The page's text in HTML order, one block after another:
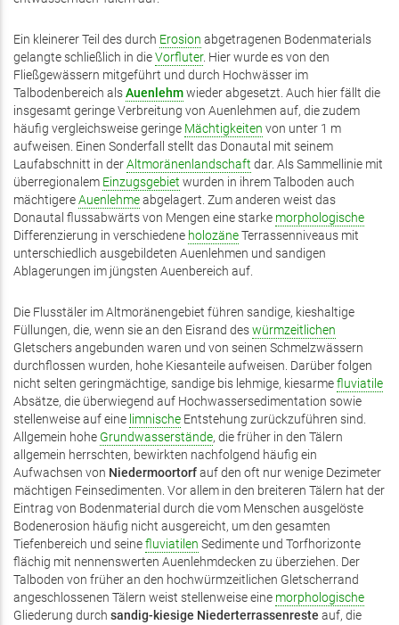
Ein kleinerer Teil des durch Erosion abgetragenen Bodenmaterials
gelangte schließlich in dieVorfluter. Hier wurde es von den
Fließgewässern mitgeführt und durch Hochwässer im
Talbodenbereich alsAuenlehmwieder abgesetzt. Auch hier fällt die
insgesamt geringe Verbreitung von Auenlehmen auf, die zudem
häufig vergleichsweise geringe Mächtigkeiten von unter 1 m
aufweisen. Einen Sonderfall stellt das Donautal mit seinem
Laufabschnitt in derAltmoränenlandschaft dar. Als Sammellinie mit
überregionalem Einzugsgebiet wurden in ihrem Talboden auch
mächtigereAuenlehmeabgelagert. Zum anderen weist das
Donautal flussabwärts von Mengen eine starke morphologische
Differenzierung in verschiedene holozäneTerrassenniveaus mit
unterschiedlich ausgebildeten Auenlehmen und sandigen
Ablagerungen im jüngsten Auenbereich auf.
Die Flusstäler im Altmoränengebiet führen sandige, kieshaltige
Füllungen, die, wenn sie an den Eisrand deswürmzeitlichen
Gletschers angebunden waren und von seinen Schmelzwässern
durchflossen wurden, hohe Kiesanteile aufweisen. Darüber folgen
nicht selten geringmächtige, sandige bis lehmige, kiesarmefluviatile
Absätze, die überwiegend auf Hochwassersedimentation sowie
stellenweise auf eine limnische Entstehung zurückzuführen sind.
Allgemein hohe Grundwasserstände, die früher in den Tälern
allgemein herrschten, bewirkten nachfolgend häufig ein
Aufwachsen von Niedermoortorfauf den oft nur wenige Dezimeter
mächtigen Feinsedimenten. Vor allem in den breiteren Tälern hat der
Eintrag von Bodenmaterial durch die vom Menschen ausgelöste
Bodenerosion häufig nicht ausgereicht, um den gesamten
Tiefenbereich und seinefluviatilen Sedimente und Torfhorizonte
flächig mit nennenswerten Auenlehmdecken zu überziehen. Der
Talboden von früher an den hochwürmzeitlichen Gletscherrand
angeschlossenen Tälern weist stellenweise eine morphologische
Gliederung durch sandig-kiesige Niederterrassenreste auf, die